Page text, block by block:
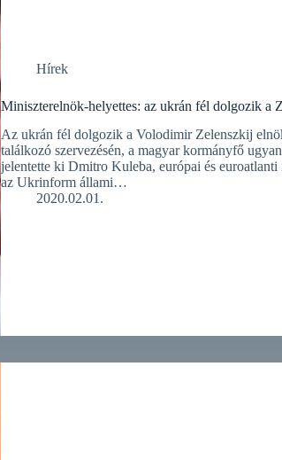
Hírek
Miniszterelnök-helyettes: az ukrán fél dolgozik a
Az ukrán fél dolgozik a Volodimir Zelenszkij
találkozó szervezésén, a magyar kormányfő
jelentette ki Dmitro Kuleba, európai és
az Ukrinform állami…
2020.02.01.